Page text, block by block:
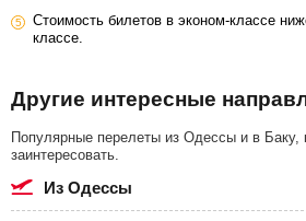
Стоимость билетов в эконом-классе
классе.
Другие интересные
Популярные перелеты из Одессы и в Баку,
заинтересовать.
из Одессы